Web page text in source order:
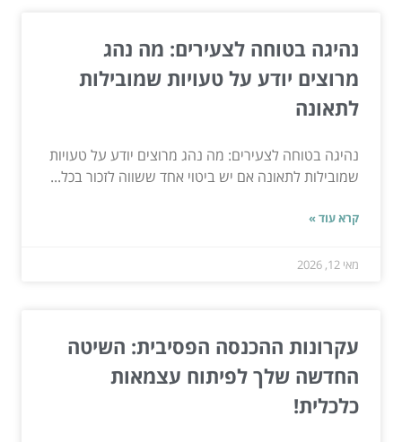
נהיגה בטוחה לצעירים: מה נהג
מרוצים יודע על טעויות שמובילות
לתאונה
נהיגה בטוחה לצעירים: מה נהג מרוצים יודע על טעויות
שמובילות לתאונה אם יש ביטוי אחד ששווה לזכור בכל...
קרא עוד »
מאי 12, 2026
עקרונות ההכנסה הפסיבית: השיטה
החדשה שלך לפיתוח עצמאות
כלכלית!